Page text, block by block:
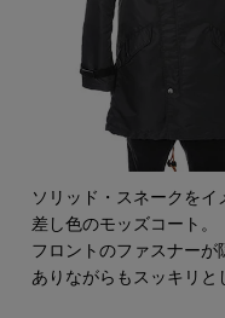
ソリッド・スネークを
差し色のモッズコート。
フロントのファスナー
ありながらもスッキリと